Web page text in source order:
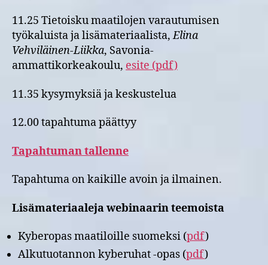
11.25 Tietoisku maatilojen varautumisen
työkaluista ja lisämateriaalista,Elina
Vehviläinen-Liikka, Savonia-
ammattikorkeakoulu, esite (pdf)
11.35 kysymyksiä ja keskustelua
12.00 tapahtuma päättyy
Tapahtuman tallenne
Tapahtuma on kaikille avoin ja ilmainen.
Lisämateriaaleja webinaarin teemoista
Kyberopas maatiloille suomeksi (pdf)
Alkutuotannon kyberuhat -opas (pdf)